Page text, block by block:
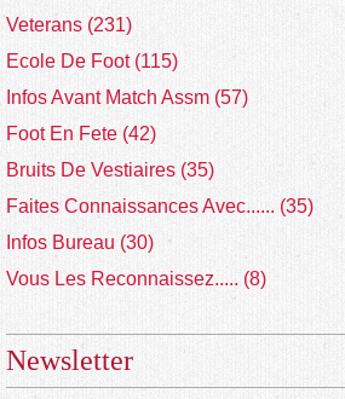
Veterans (231)
Ecole De Foot(115)
Infos Avant Match Assm (57)
Foot En Fete (42)
Bruits De Vestiaires (35)
Faites Connaissances Avec...... (35)
Infos Bureau (30)
Vous Les Reconnaissez..... (8)
Newsletter